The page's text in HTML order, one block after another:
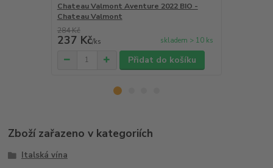
Chateau Valmont Aventure 2022 BIO -
Chateau Valmont
284 Kč
237 Kč/ks skladem > 10 ks
Přidat do košíku
Zboží zařazeno v kategoriích
Italská vína